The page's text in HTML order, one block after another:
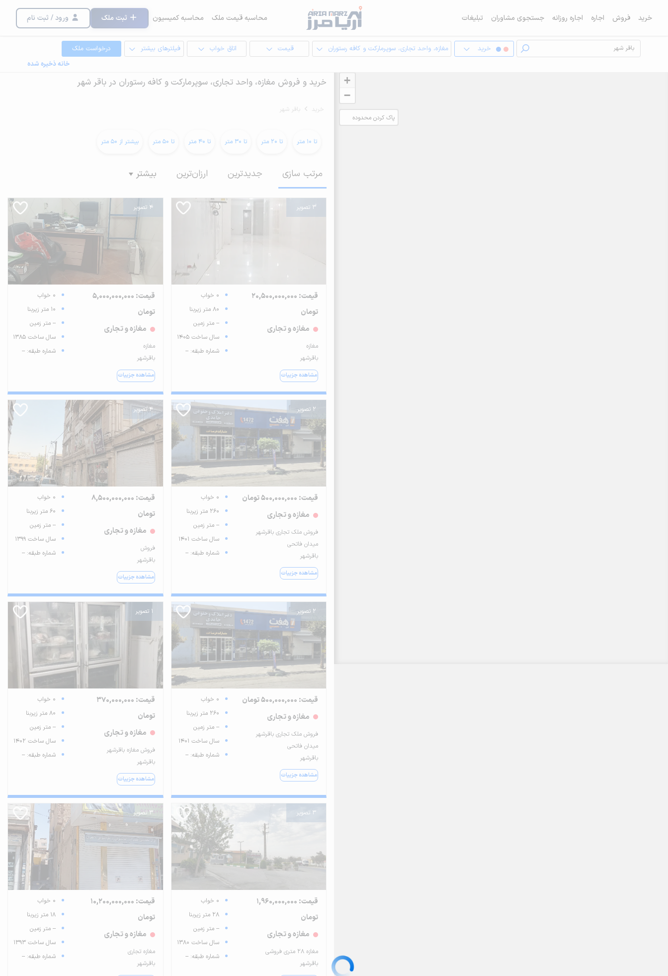
خرید فروش اجاره اجاره روزانه جستجوی مشاوران تبلیغات محاسبه قیمت ملک محاسبه کمیسیون ثبت ملک ورود / ثبت نام
خرید مغازه، واحد تجاری، سوپرمارکت و کافه رستوران قیمت اتاق خواب فیلترهای بیشتر
درخواست ملک
خانه ذخیره شده
+
−
پاک کردن محدوده
خرید و فروش مغازه، واحد تجاری، سوپرمارکت و کافه رستوران در باقر شهر
خرید باقر شهر
تا 10 متر تا 20 متر تا 30 متر تا 40 متر تا 50 متر بیشتر از 50 متر
مرتب سازی جدیدترین ارزان‌ترین بیشتر
3 تصویر
قیمت: 20,500,000,000
تومان
مغازه و تجاری
مغازه
باقرشهر
مشاهده جزییات
0 خواب
80 متر زیربنا
-- متر زمین
سال ساخت 1405
شماره طبقه: --
4 تصویر
قیمت: 5,000,000,000
تومان
مغازه و تجاری
مغازه
باقرشهر
مشاهده جزییات
0 خواب
10 متر زیربنا
-- متر زمین
سال ساخت 1385
شماره طبقه: --
2 تصویر
قیمت: 500,000,000 تومان
مغازه و تجاری
فروش ملک تجاری باقرشهر
میدان فاتحی
باقرشهر
مشاهده جزییات
0 خواب
260 متر زیربنا
-- متر زمین
سال ساخت 1401
شماره طبقه: --
4 تصویر
قیمت: 8,500,000,000
تومان
مغازه و تجاری
فروش
باقرشهر
مشاهده جزییات
0 خواب
60 متر زیربنا
-- متر زمین
سال ساخت 1399
شماره طبقه: --
2 تصویر
قیمت: 500,000,000 تومان
مغازه و تجاری
فروش ملک تجاری باقرشهر
میدان فاتحی
باقرشهر
مشاهده جزییات
0 خواب
260 متر زیربنا
-- متر زمین
سال ساخت 1401
شماره طبقه: --
1 تصویر
قیمت: 370,000,000
تومان
مغازه و تجاری
فروش مغازه باقرشهر
باقرشهر
مشاهده جزییات
0 خواب
80 متر زیربنا
-- متر زمین
سال ساخت 1402
شماره طبقه: --
3 تصویر
قیمت: 1,960,000,000
تومان
مغازه و تجاری
مغازه ۲۸ متری فروشی
باقرشهر
0 خواب
28 متر زیربنا
-- متر زمین
سال ساخت 1380
شماره طبقه: --
3 تصویر
قیمت: 10,200,000,000
تومان
مغازه و تجاری
مغازه تجاری
باقرشهر
0 خواب
18 متر زیربنا
-- متر زمین
سال ساخت 1393
شماره طبقه: --